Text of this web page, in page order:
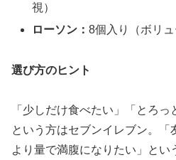
視）
ローソン：8個入り（ボリュ
選び方のヒント
「少しだけ食べたい」「とろっ
という方はセブンイレブン。
より量で満腹になりたい」と